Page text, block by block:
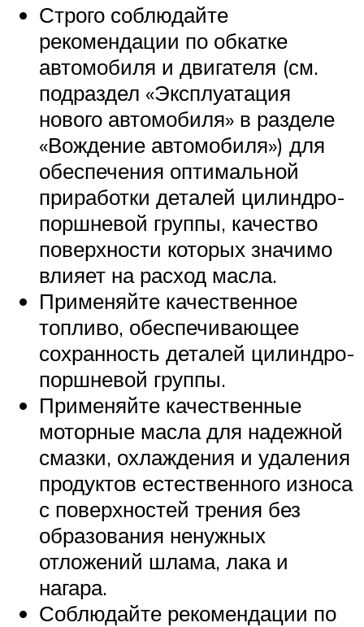
Строго соблюдайте
рекомендации по обкатке
автомобиля и двигателя (см.
подраздел «Эксплуатация
нового автомобиля» в разделе
«Вождение автомобиля») для
обеспечения оптимальной
приработки деталей цилиндро-
поршневой группы, качество
поверхности которых значимо
влияет на расход масла.
Применяйте качественное
топливо, обеспечивающее
сохранность деталей цилиндро-
поршневой группы.
Применяйте качественные
моторные масла для надежной
смазки, охлаждения и удаления
продуктов естественного износа
с поверхностей трения без
образования ненужных
отложений шлама, лака и
нагара.
Соблюдайте рекомендации по